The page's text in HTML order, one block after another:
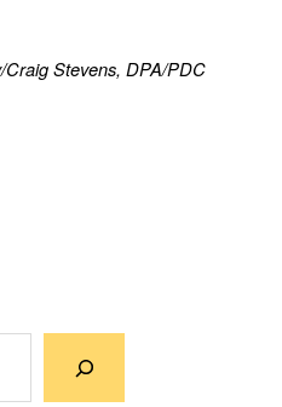
Craig Stevens, DPA/PDC